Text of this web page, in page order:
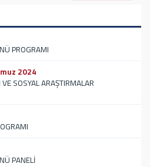
PROGRAMI
2024
SOSYAL ARAŞTIRMALAR
PANELİ